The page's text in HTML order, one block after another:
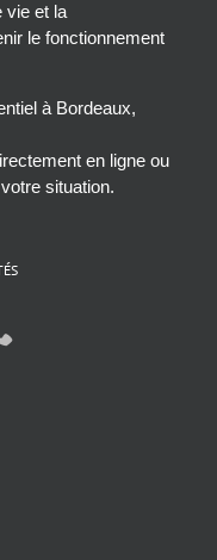
vie et la
le fonctionnement
à Bordeaux,
en ligne ou
situation.